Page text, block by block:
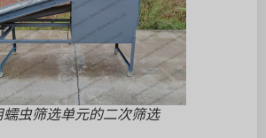
蠕虫筛选单元的二次筛选